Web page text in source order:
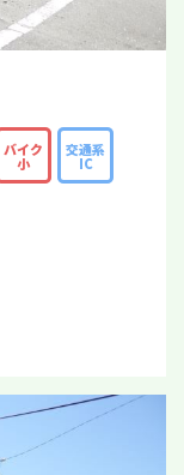
バイク
小
交通系
IC